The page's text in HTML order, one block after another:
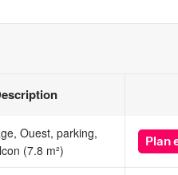
Ouest, parking,
(7.8 m²)
Plan